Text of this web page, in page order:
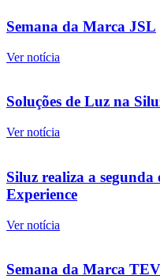
Semana da Marca JSL
Ver notícia
Soluções de Luz na
Ver notícia
Siluz realiza a
Experience
Ver notícia
Semana da Marca TEV